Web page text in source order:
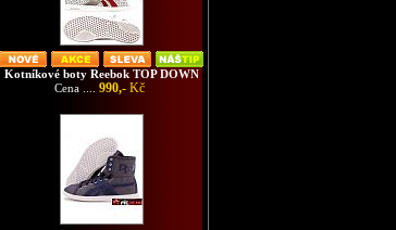
Kotníkové boty Reebok TOP DOWN
Cena .... 990,- Kč